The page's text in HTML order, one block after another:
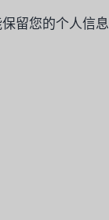
留您的个人信